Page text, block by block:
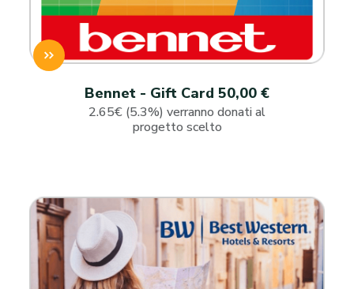
Bennet - Gift Card 50,00 €
2.65€ (5.3%) verranno donati al
progetto scelto